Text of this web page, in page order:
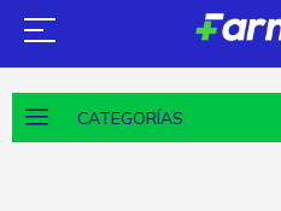
CATEGORÍAS